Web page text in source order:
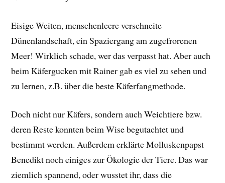
Eisige Weiten, menschenleere verschneite
Dünenlandschaft, ein Spaziergang am zugefrorenen
Meer! Wirklich schade, wer das verpasst hat. Aber auch
beim Käfergucken mit Rainer gab es viel zu sehen und
zu lernen, z.B. über die beste Käferfangmethode.
Doch nicht nur Käfers, sondern auch Weichtiere bzw.
deren Reste konnten beim Wise begutachtet und
bestimmt werden. Außerdem erklärte Molluskenpapst
Benedikt noch einiges zur Ökologie der Tiere. Das war
ziemlich spannend, oder wusstet ihr, dass die